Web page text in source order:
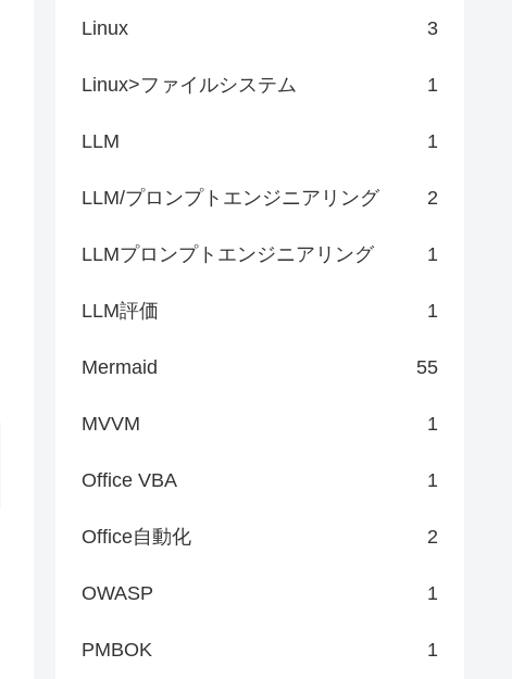
Linux 3
Linux>ファイルシステム 1
LLM 1
LLM/プロンプトエンジニアリング 2
LLMプロンプトエンジニアリング 1
LLM評価 1
Mermaid 55
MVVM 1
Office VBA 1
Office自動化 2
OWASP 1
PMBOK 1